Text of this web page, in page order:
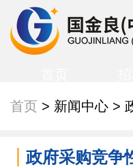
首页 > 新闻中心 >
政府采购竞争